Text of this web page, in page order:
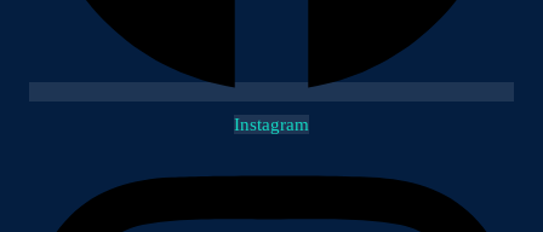
Instagram